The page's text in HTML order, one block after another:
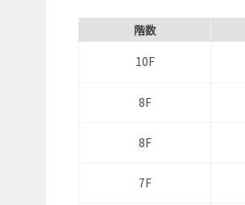
階数
10F
8F
8F
7F